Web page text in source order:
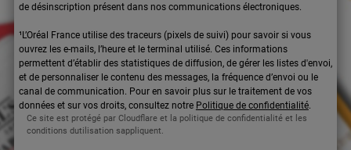
de désinscription présent dans nos communications électroniques.
¹L’Oréal France utilise des traceurs (pixels de suivi) pour savoir si vous
ouvrez les e-mails, l’heure et le terminal utilisé. Ces informations
permettent d’établir des statistiques de diffusion, de gérer les listes d'envoi,
et de personnaliser le contenu des messages, la fréquence d’envoi ou le
canal de communication. Pour en savoir plus sur le traitement de vos
données et sur vos droits, consultez notre Politique de confidentialité.
Ce site est protégé par Cloudflare et la politique de confidentialité et les
conditions dutilisation sappliquent.